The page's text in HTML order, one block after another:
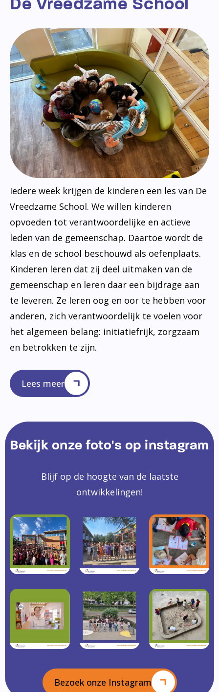
Iedere week krijgen de kinderen een les van De
Vreedzame School. We willen kinderen
opvoeden tot verantwoordelijke en actieve
leden van de gemeenschap. Daartoe wordt de
klas en de school beschouwd als oefenplaats.
Kinderen leren dat zij deel uitmaken van de
gemeenschap en leren daar een bijdrage aan
te leveren. Ze leren oog en oor te hebben voor
anderen, zich verantwoordelijk te voelen voor
het algemeen belang: initiatiefrijk, zorgzaam
en betrokken te zijn.
Lees meer
Bekijk onze foto's op instagram
Blijf op de hoogte van de laatste
ontwikkelingen!
Bezoek onze Instagram